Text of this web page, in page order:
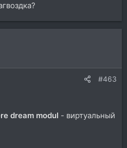
#463
dream mоdul - виртуальный